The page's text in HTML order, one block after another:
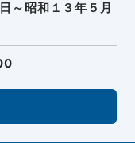
～昭和１３年５月